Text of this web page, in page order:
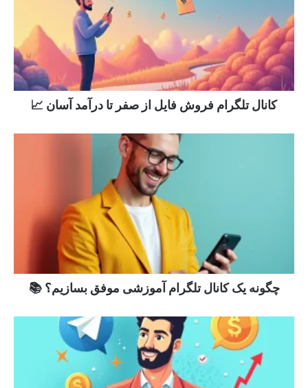
کانال تلگرام فروش فایل از صفر تا درآمد آسان 📈
چگونه یک کانال تلگرام آموزشی موفق بسازیم؟ 📚